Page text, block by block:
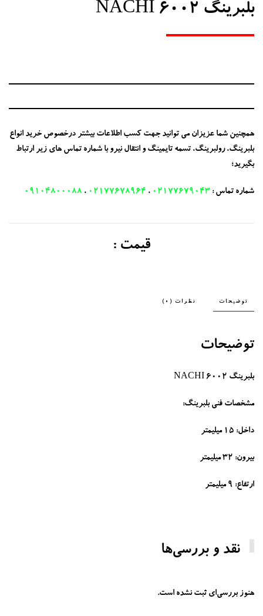
بلبرینگ 6002 NACHI
همچنین شما عزیزان می توانید جهت کسب اطلاعات بیشتر درخصوص خرید انواع
بلبرینگ، رولبرینگ، تسمه تایمینگ و انتقال نیرو با شماره تماس های زیر ارتباط
بگیرید؛
شماره تماس : 02177679043 ، 02177678964 ، 09104800088
قیمت :
توضیحات نظرات (0)
توضیحات
بلبرینگ 6002 NACHI
مشخصات فنی بلبرینگ:
داخل: 15 میلیمتر
بیرون: 32 میلیمتر
ارتفاع: 9 میلیمتر
نقد و بررسی‌ها
هنوز بررسی‌ای ثبت نشده است.